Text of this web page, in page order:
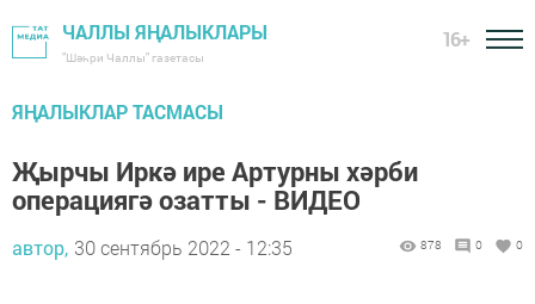
ЧАЛЛЫ ЯҢАЛЫКЛАРЫ
"Шәһри Чаллы" газетасы
16+
ЯҢАЛЫКЛАР ТАСМАСЫ
Җырчы Иркә ире Артурны хәрби
операциягә озатты - ВИДЕО
автор, 30 сентябрь 2022 - 12:35 878 0 0